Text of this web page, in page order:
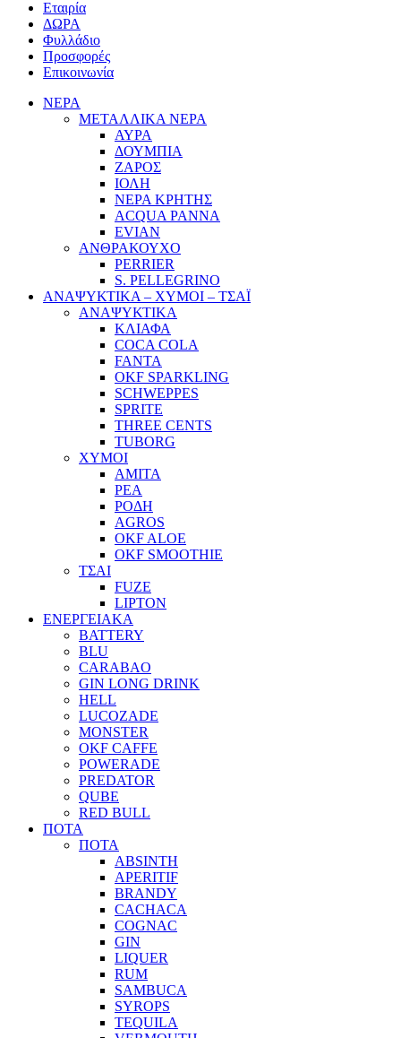
Εταιρία
ΔΩΡΑ
Φυλλάδιο
Προσφορές
Επικοινωνία
ΝΕΡΑ
ΜΕΤΑΛΛΙΚΑ ΝΕΡΑ
ΑΥΡΑ
ΔΟΥΜΠΙΑ
ΖΑΡΟΣ
ΙΟΛΗ
ΝΕΡΑ ΚΡΗΤΗΣ
ACQUA PANNA
EVIAN
ΑΝΘΡΑΚΟΥΧΟ
PERRIER
S. PELLEGRINO
ΑΝΑΨΥΚΤΙΚΑ – ΧΥΜΟΙ – ΤΣΑΪ
ΑΝΑΨΥΚΤΙΚΑ
ΚΛΙΑΦΑ
COCA COLA
FANTA
OKF SPARKLING
SCHWEPPES
SPRITE
THREE CENTS
TUBORG
ΧΥΜΟΙ
ΑΜΙΤΑ
ΡΕΑ
ΡΟΔΗ
AGROS
OKF ALOE
OKF SMOOTHIE
ΤΣΑΙ
FUZE
LIPTON
ΕΝΕΡΓΕΙΑΚΑ
BATTERY
BLU
CARABAO
GIN LONG DRINK
HELL
LUCOZADE
MONSTER
OKF CAFFE
POWERADE
PREDATOR
QUBE
RED BULL
ΠΟΤΑ
ΠΟΤΑ
ABSINTH
APERITIF
BRANDY
CACHACA
COGNAC
GIN
LIQUER
RUM
SAMBUCA
SYROPS
TEQUILA